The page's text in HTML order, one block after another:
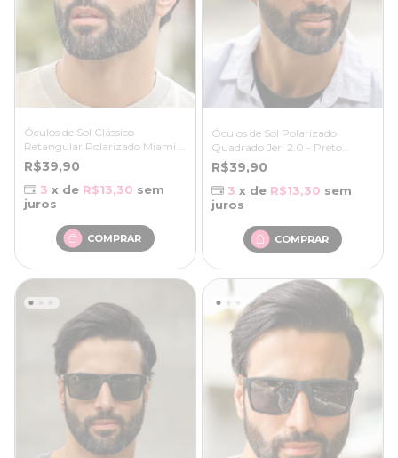
Óculos de Sol Clássico
Retangular Polarizado Miami -
Preto Fosco - Bambu
R$39,90
3 x de R$13,30 sem
juros
Óculos de Sol Polarizado
Quadrado Jeri 2.0 - Preto
Fosco/Creme - Bambu
R$39,90
3 x de R$13,30 sem
juros